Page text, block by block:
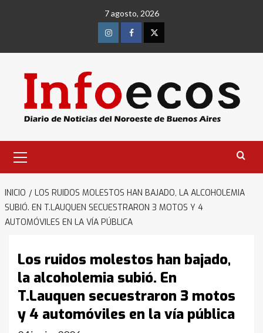
7 agosto, 2026
InstagramFacebookTwitter
primario
INICIO
LOS RUIDOS MOLESTOS HAN BAJADO, LA ALCOHOLEMIA
SUBIÓ. EN T.LAUQUEN SECUESTRARON 3 MOTOS Y 4
AUTOMÓVILES EN LA VÍA PÚBLICA
Los ruidos molestos han bajado,
la alcoholemia subió. En
T.Lauquen secuestraron 3 motos
y 4 automóviles en la vía pública